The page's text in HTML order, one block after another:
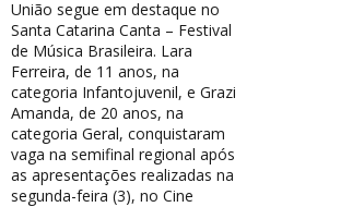
União segue em destaque no
Santa Catarina Canta – Festival
de Música Brasileira. Lara
Ferreira, de 11 anos, na
categoria Infantojuvenil, e Grazi
Amanda, de 20 anos, na
categoria Geral, conquistaram
vaga na semifinal regional após
as apresentações realizadas na
segunda-feira (3), no Cine